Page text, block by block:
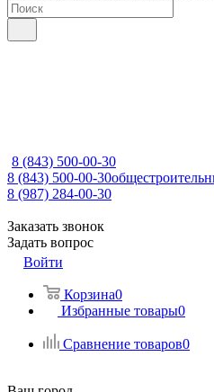
8 (843) 500-00-30
8 (843) 500-00-30
8 (987) 284-00-30
Заказать звонок
Задать вопрос
Войти
Корзина0
Избранные товары0
Сравнение товаров0